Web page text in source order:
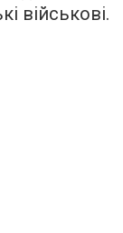
військові.